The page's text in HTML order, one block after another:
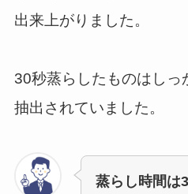
出来上がりました。
30秒蒸らしたものはしっ
抽出されていました。
蒸らし時間は